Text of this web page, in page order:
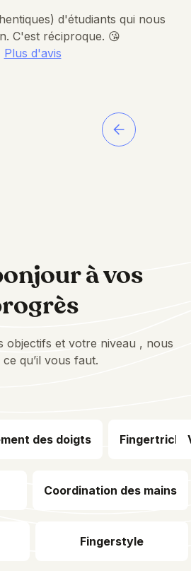
d'étudiants qui nous
C'est réciproque. 😘
Plus d'avis
à vos
objectifs et votre niveau , nous
qu’il vous faut.
des doigts Fingertricks
Coordination des mains
Fingerstyle